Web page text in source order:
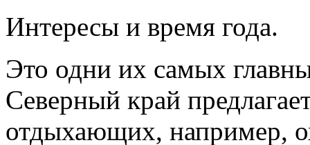
Интересы и время года.
Это одни их самых
Северный край
отдыхающих, например,